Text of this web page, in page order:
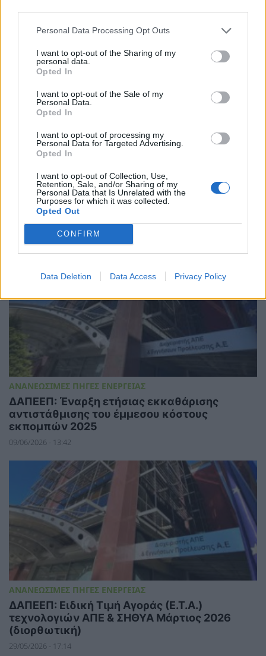
Personal Data Processing Opt Outs
I want to opt-out of the Sharing of my
personal data.
Opted In
I want to opt-out of the Sale of my
Personal Data.
Opted In
I want to opt-out of processing my
Personal Data for Targeted Advertising.
Opted In
I want to opt-out of Collection, Use,
Retention, Sale, and/or Sharing of my
Personal Data that Is Unrelated with the
Purposes for which it was collected.
Opted Out
CONFIRM
Data Deletion Data Access Privacy Policy
Δημόσια Διαβούλευση της ΡΑΑΕΥ για την
τροποποίηση του Κώδικα ΔΑΠΕΕΠ και του
Προέλευσης
02/07/2026 - 10:03
ΑΝΑΝΕΩΣΙΜΕΣ ΠΗΓΕΣ ΕΝΕΡΓΕΙΑΣ
ΔΑΠΕΕΠ: Έναρξη ετήσιας εκκαθάρισης
αντιστάθμισης του έμμεσου κόστους
εκπομπών 2025
09/06/2026 - 13:42
ΑΝΑΝΕΩΣΙΜΕΣ ΠΗΓΕΣ ΕΝΕΡΓΕΙΑΣ
ΔΑΠΕΕΠ: Ειδική Τιμή Αγοράς (Ε.Τ.Α.)
τεχνολογιών ΑΠΕ & ΣΗΘΥΑ Μάρτιος 2026
(διορθωτική)
29/05/2026 - 17:14